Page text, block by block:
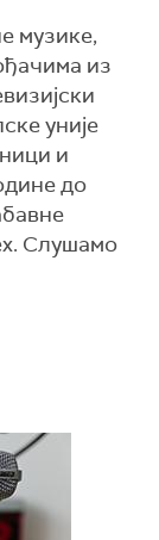
музике,
из
уније
и
до
Слушамо